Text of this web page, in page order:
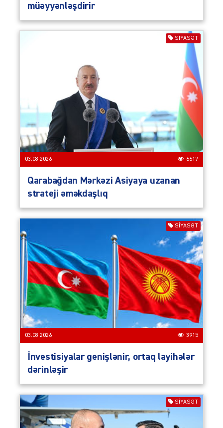
müəyyənləşdirir
SIYASƏT
03.08.2026 6617
Qarabağdan Mərkəzi Asiyaya uzanan
strateji əməkdaşlıq
SIYASƏT
03.08.2026 3915
İnvestisiyalar genişlənir, ortaq layihələr
dərinləşir
SIYASƏT